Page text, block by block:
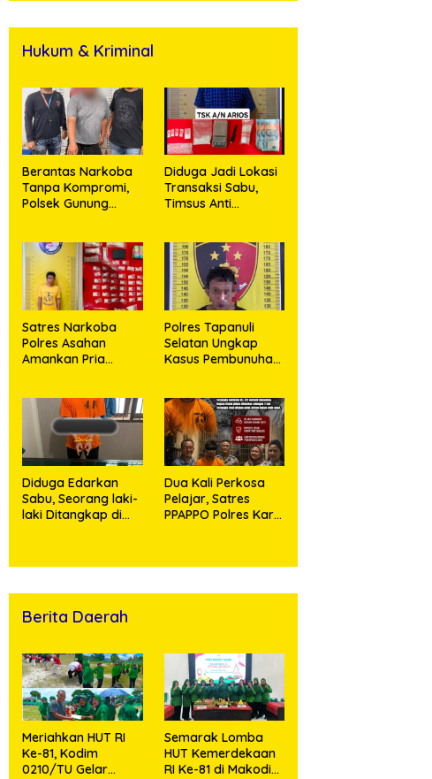
Hukum & Kriminal
Berantas Narkoba
Tanpa Kompromi,
Polsek Gunung
Nagori Karangsari
Diduga Jadi Lokasi
Transaksi Sabu,
Timsus Anti
Seorang Pria
dengan Barang
Bukti 63,67 Gram
Sabu
Satres Narkoba
Polres Asahan
Amankan Pria
Bukti
Polres Tapanuli
Selatan Ungkap
Kasus Pembunuhan
Anak, Pelaku
Ditangkap
Diduga Edarkan
Sabu, Seorang laki-
laki Ditangkap di
Klip
Dua Kali Perkosa
Pelajar, Satres
PPAPPO Polres Karo
Berita Daerah
Meriahkan HUT RI
Ke-81, Kodim
0210/TU Gelar
Semarak Lomba
HUT Kemerdekaan
RI Ke-81 di Makodim